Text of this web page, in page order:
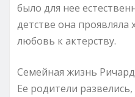
было для нее
детстве она проявляла
любовь к актерству.
Семейная жизнь
Ее родители